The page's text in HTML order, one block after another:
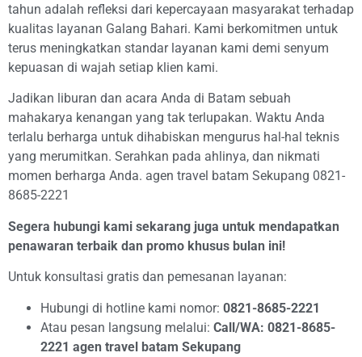
tahun adalah refleksi dari kepercayaan masyarakat terhadap
kualitas layanan Galang Bahari. Kami berkomitmen untuk
terus meningkatkan standar layanan kami demi senyum
kepuasan di wajah setiap klien kami.
Jadikan liburan dan acara Anda di Batam sebuah
mahakarya kenangan yang tak terlupakan. Waktu Anda
terlalu berharga untuk dihabiskan mengurus hal-hal teknis
yang merumitkan. Serahkan pada ahlinya, dan nikmati
momen berharga Anda. agen travel batam Sekupang 0821-
8685-2221
Segera hubungi kami sekarang juga untuk mendapatkan
penawaran terbaik dan promo khusus bulan ini!
Untuk konsultasi gratis dan pemesanan layanan:
Hubungi di hotline kami nomor: 0821-8685-2221
Atau pesan langsung melalui: Call/WA: 0821-8685-
2221 agen travel batam Sekupang